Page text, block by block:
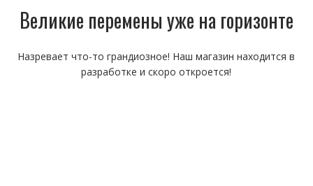
Великие перемены уже на горизонте
Назревает что-то грандиозное! Наш магазин находится в
разработке и скоро откроется!